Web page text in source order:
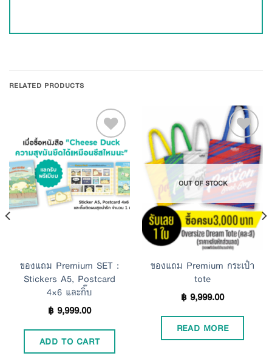
RELATED PRODUCTS
Add to
Wishlist
ของแถม Premium SET :
Stickers A5, Postcard
4×6 และกิ๊บ
฿9,999.00
ADD TO CART
Add to
Wishlist
OUT OF STOCK
ของแถม Premium กระเป๋า
tote
฿9,999.00
READ MORE